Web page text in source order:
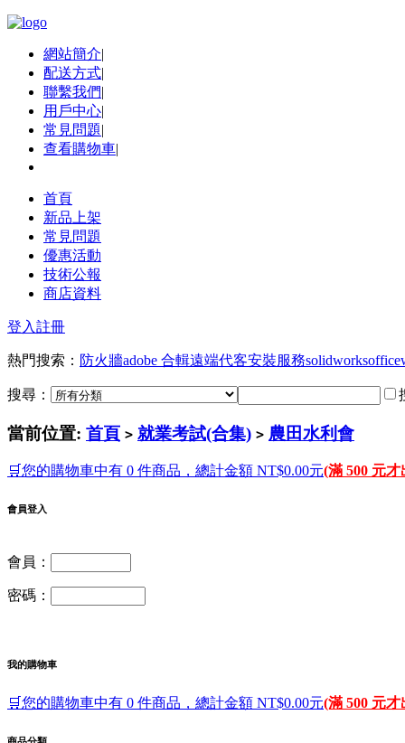
網站簡介|
配送方式|
聯繫我們|
用戶中心|
常見問題|
查看購物車|
首頁
新品上架
常見問題
優惠活動
技術公報
商店資料
登入註冊
熱門搜索： 防火牆adobe 合輯遠端代客安裝服務solidworksoffice
搜尋：
當前位置: 首頁 > 就業考試(合集) > 農田水利會
🛒您的購物車中有 0 件商品，總計金額 NT$0.00元(滿 500 元才
會員登入
會員：
密碼：
我的購物車
🛒您的購物車中有 0 件商品，總計金額 NT$0.00元(滿 500 元才